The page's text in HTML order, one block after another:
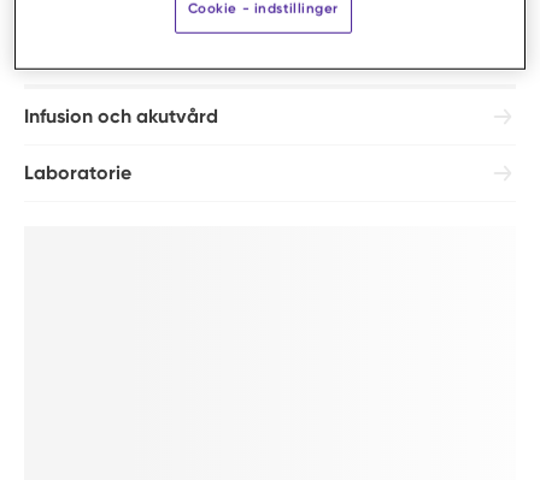
Infusion och akutvård
Laboratorie
Cookie - indstillinger